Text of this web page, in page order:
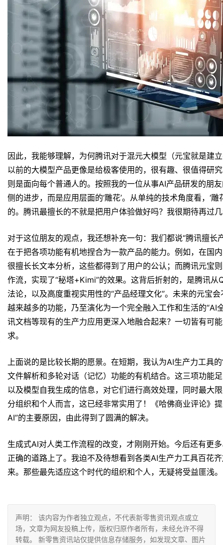
因此，我能够理解，为何腾讯对于混元大模型（元宝就是建
以前的大模型产品更像是给极客使用的，很有趣、很值得研
则是面向每个普通人的。按照我的一位从事AI产品研发的朋
侧的进步，而是应用层面的‘雕花’。从单纯的技术角度看，‘
的。腾讯最擅长的不就是把用户体验做好吗？我很期待再过
对于这位朋友的观点，我还想补充一句：我们都说“腾讯擅长
在于把各项功能有机地捏合为一款产品的能力。例如，在国
很擅长长文本分析，这些都得到了用户的公认；而腾讯元宝
作流，实现了“秘塔+Kimi”的效果。这背后折射的，是腾讯
法论，以及高度重视实用性的“产品经理文化”。未来的元宝
越来越多的功能，乃至演化为一个完全融入工作和生活的“AI
讯文档等现有的生产力应用更深入地融合起来？一切皆有可
求。
上面说的是比较长期的愿景。在短期，我认为AI生产力工具
文件解析和多轮对话（记忆）功能的有机结合。这三项功能
以及模型自我生成的信息，对它们进行高效处理，同时最大
分组织和个人而言，这已经非常实用了！《哈佛商业评论》
AI”的主要原因，由此得到了圆满的解决。
生成式AI对人类工作流程的改变，才刚刚开始。今后还有更
正确的道路上了。我迫不及待想看到各类AI生产力工具百
来。那些最先适应这个时代的组织和个人，无疑将受益匪浅。
声明： 该内容为作者独立观点，不代表新零售资讯观点或立
场，文章为网友投稿上传，版权归原作者所有，未经允许不得
转载。 新零售资讯站仅提供信息存储服务，如发现文章、图片